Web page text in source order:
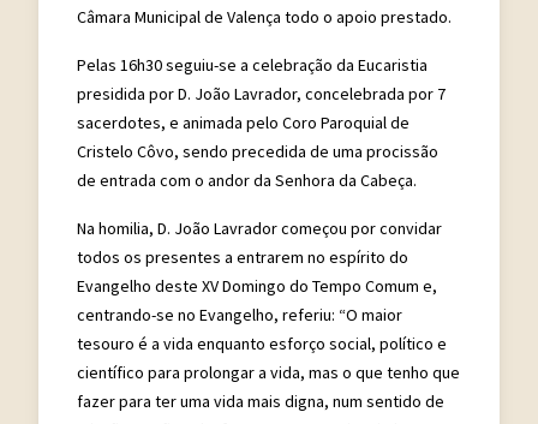
Câmara Municipal de Valença todo o apoio prestado.
Pelas 16h30 seguiu-se a celebração da Eucaristia
presidida por D. João Lavrador, concelebrada por 7
sacerdotes, e animada pelo Coro Paroquial de
Cristelo Côvo, sendo precedida de uma procissão
de entrada com o andor da Senhora da Cabeça.
Na homilia, D. João Lavrador começou por convidar
todos os presentes a entrarem no espírito do
Evangelho deste XV Domingo do Tempo Comum e,
centrando-se no Evangelho, referiu: “O maior
tesouro é a vida enquanto esforço social, político e
científico para prolongar a vida, mas o que tenho que
fazer para ter uma vida mais digna, num sentido de